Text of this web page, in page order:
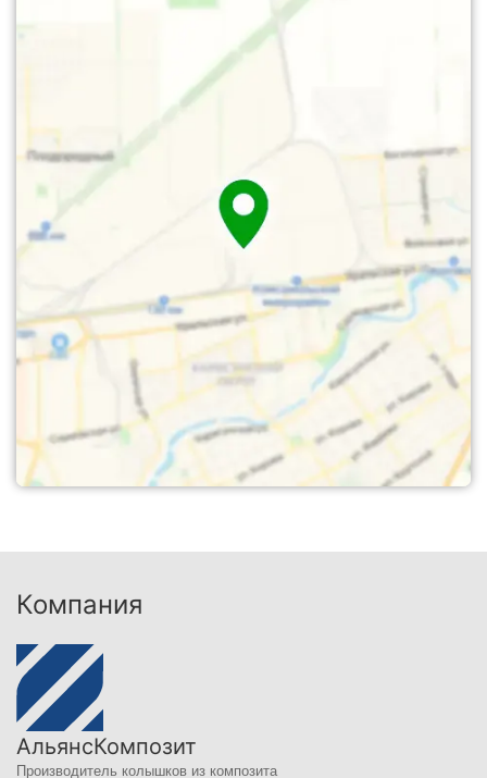
Компания
АльянсКомпозит
Производитель колышков из композита